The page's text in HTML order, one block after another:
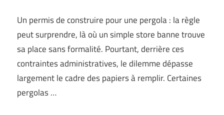
Un permis de construire pour une pergola : la règle
peut surprendre, là où un simple store banne trouve
sa place sans formalité. Pourtant, derrière ces
contraintes administratives, le dilemme dépasse
largement le cadre des papiers à remplir. Certaines
pergolas …